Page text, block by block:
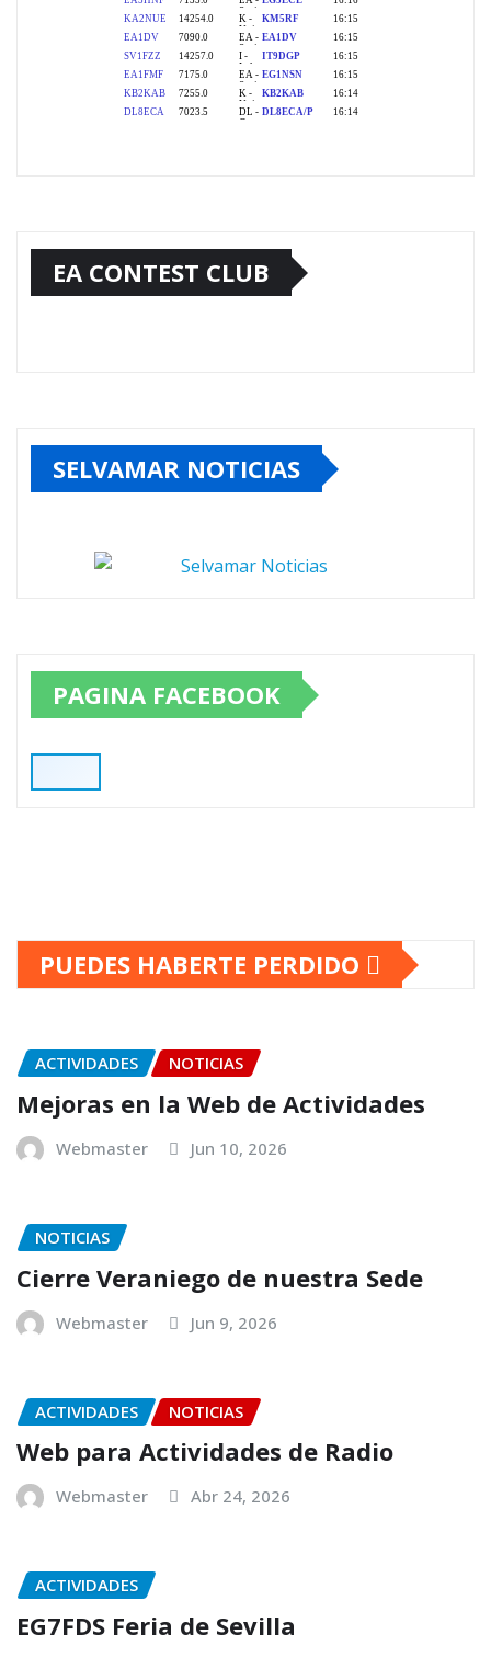
EA CONTEST CLUB
SELVAMAR NOTICIAS
PAGINA FACEBOOK
PUEDES HABERTE PERDIDO
ACTIVIDADES NOTICIAS
Mejoras en la Web de Actividades
Webmaster Jun 10, 2026
NOTICIAS
Cierre Veraniego de nuestra Sede
Webmaster Jun 9, 2026
ACTIVIDADES NOTICIAS
Web para Actividades de Radio
Webmaster Abr 24, 2026
ACTIVIDADES
EG7FDS Feria de Sevilla